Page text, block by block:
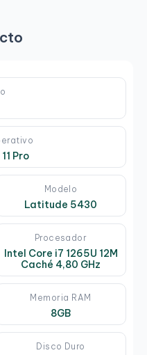
Pro
Modelo
Latitude 5430
Procesador
Intel Core i7 1265U 12M
Caché 4,80 GHz
Memoria RAM
8GB
Disco Duro